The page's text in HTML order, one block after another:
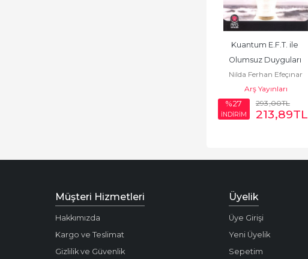
Kuantum E.F.T. ile
Olumsuz Duyguları
Silme
Nilda Ferhan Efeçınar
Arş Yayınları
%27
İNDİRİM
293,00TL
213,89TL
Müşteri Hizmetleri
Hakkımızda
Kargo ve Teslimat
Gizlilik ve Güvenlik
Üyelik
Üye Girişi
Yeni Üyelik
Sepetim